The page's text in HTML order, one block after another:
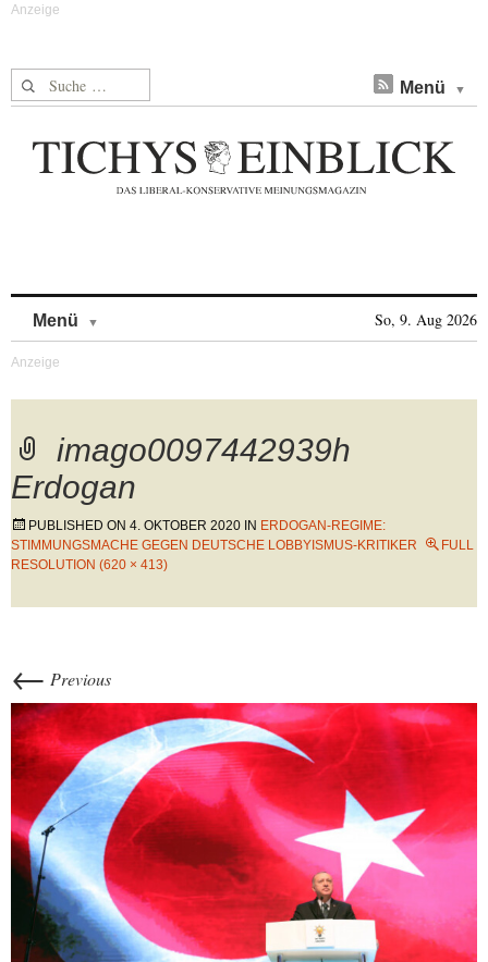
Suche nach: Menü
Menü So, 9. Aug 2026
imago0097442939h
Erdogan
PUBLISHED ON 4. OKTOBER 2020 IN ERDOGAN-REGIME:
STIMMUNGSMACHE GEGEN DEUTSCHE LOBBYISMUS-KRITIKER
FULL
RESOLUTION (620 × 413)
← Previous